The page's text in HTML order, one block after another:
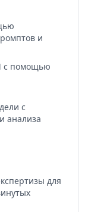
и
с помощью
с
анализа
для